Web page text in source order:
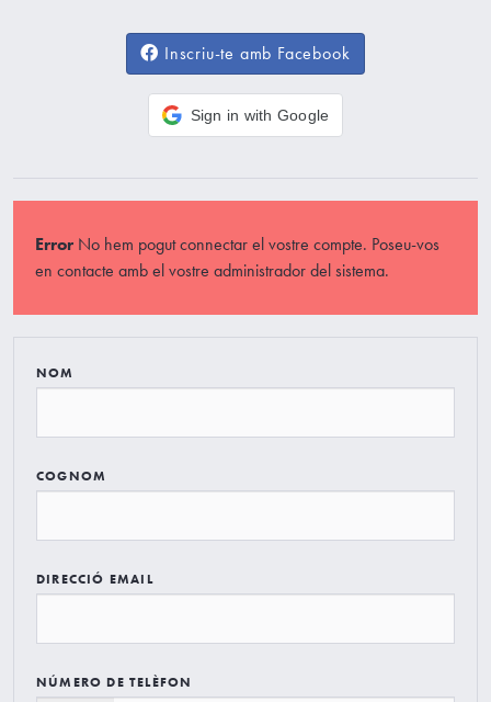
Inscriu-te amb Facebook
Sign in with Google
Error No hem pogut connectar el vostre compte. Poseu-vos
en contacte amb el vostre administrador del sistema.
NOM
COGNOM
DIRECCIÓ EMAIL
NÚMERO DE TELÈFON